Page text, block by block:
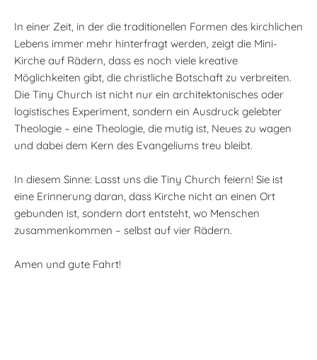
In einer Zeit, in der die traditionellen Formen des kirchlichen
Lebens immer mehr hinterfragt werden, zeigt die Mini-
Kirche auf Rädern, dass es noch viele kreative
Möglichkeiten gibt, die christliche Botschaft zu verbreiten.
Die Tiny Church ist nicht nur ein architektonisches oder
logistisches Experiment, sondern ein Ausdruck gelebter
Theologie – eine Theologie, die mutig ist, Neues zu wagen
und dabei dem Kern des Evangeliums treu bleibt.
In diesem Sinne: Lasst uns die Tiny Church feiern! Sie ist
eine Erinnerung daran, dass Kirche nicht an einen Ort
gebunden ist, sondern dort entsteht, wo Menschen
zusammenkommen – selbst auf vier Rädern.
Amen und gute Fahrt!